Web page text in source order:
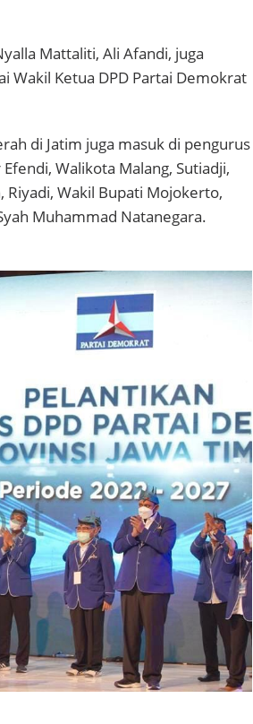
Mattaliti, Ali Afandi, juga
Wakil Ketua DPD Partai Demokrat
di Jatim juga masuk di pengurus
Walikota Malang, Sutiadji,
Riyadi, Wakil Bupati Mojokerto,
Muhammad Natanegara.